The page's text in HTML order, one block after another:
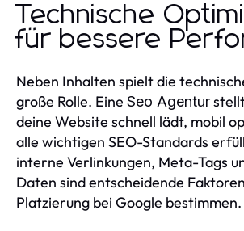
Technische
für bessere
Neben Inhalten spielt die
große Rolle. Eine Seo Agentur
deine Website schnell lädt, mobil
alle wichtigen SEO-Standards
interne Verlinkungen, Meta-Tags
Daten sind entscheidende
Platzierung bei Google bestimmen.